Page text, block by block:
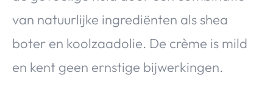
van natuurlijke ingrediënten als shea
boter en koolzaadolie. De crème is mild
en kent geen ernstige bijwerkingen.